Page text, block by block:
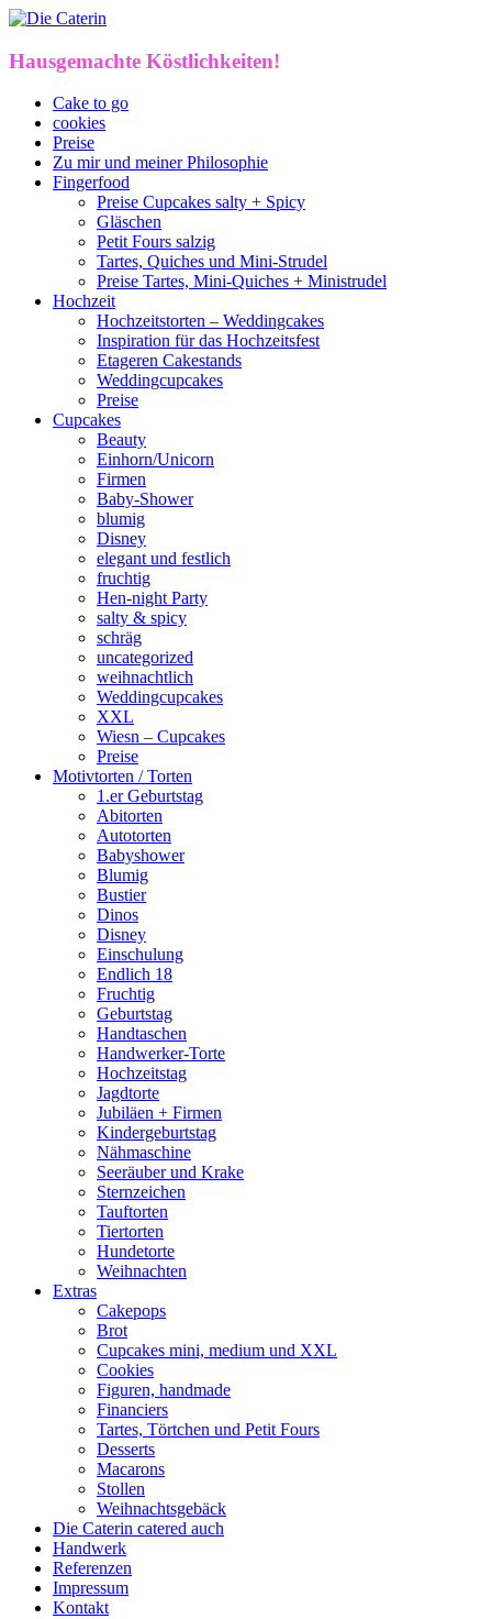
Hausgemachte Köstlichkeiten!
Cake to go
cookies
Preise
Zu mir und meiner Philosophie
Fingerfood
Preise Cupcakes salty + Spicy
Gläschen
Petit Fours salzig
Tartes, Quiches und Mini-Strudel
Preise Tartes, Mini-Quiches + Ministrudel
Hochzeit
Hochzeitstorten – Weddingcakes
Inspiration für das Hochzeitsfest
Etageren Cakestands
Weddingcupcakes
Preise
Cupcakes
Beauty
Einhorn/Unicorn
Firmen
Baby-Shower
blumig
Disney
elegant und festlich
fruchtig
Hen-night Party
salty & spicy
schräg
uncategorized
weihnachtlich
Weddingcupcakes
XXL
Wiesn – Cupcakes
Preise
Motivtorten / Torten
1.er Geburtstag
Abitorten
Autotorten
Babyshower
Blumig
Bustier
Dinos
Disney
Einschulung
Endlich 18
Fruchtig
Geburtstag
Handtaschen
Handwerker-Torte
Hochzeitstag
Jagdtorte
Jubiläen + Firmen
Kindergeburtstag
Nähmaschine
Seeräuber und Krake
Sternzeichen
Tauftorten
Tiertorten
Hundetorte
Weihnachten
Extras
Cakepops
Brot
Cupcakes mini, medium und XXL
Cookies
Figuren, handmade
Financiers
Tartes, Törtchen und Petit Fours
Desserts
Macarons
Stollen
Weihnachtsgebäck
Die Caterin catered auch
Handwerk
Referenzen
Impressum
Kontakt